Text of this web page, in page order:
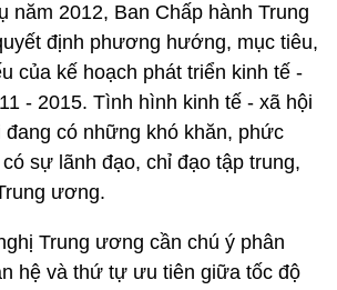
năm 2012, Ban Chấp hành Trung
định phương hướng, mục tiêu,
của kế hoạch phát triển kinh tế -
- 2015. Tình hình kinh tế - xã hội
có những khó khăn, phức
sự lãnh đạo, chỉ đạo tập trung,
ương.
Trung ương cần chú ý phân
hệ và thứ tự ưu tiên giữa tốc độ